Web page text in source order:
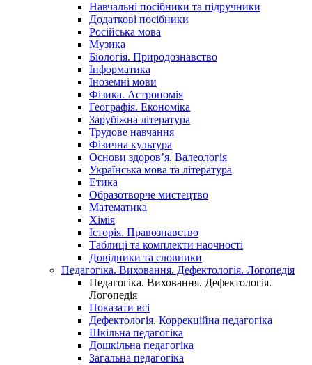
Навчальні посібники та підручники
Додаткові посібники
Російська мова
Музика
Біологія. Природознавство
Інформатика
Іноземні мови
Фізика. Астрономія
Географія. Економіка
Зарубіжна література
Трудове навчання
Фізична культура
Основи здоров’я. Валеологія
Українська мова та література
Етика
Образотворче мистецтво
Математика
Хімія
Історія. Правознавство
Таблиці та комплекти наочності
Довідники та словники
Педагогіка. Виховання. Дефектологія. Логопедія
Педагогіка. Виховання. Дефектологія.
Логопедія
Показати всі
Дефектологія. Коррекційна педагогіка
Шкільна педагогіка
Дошкільна педагогіка
Загальна педагогіка